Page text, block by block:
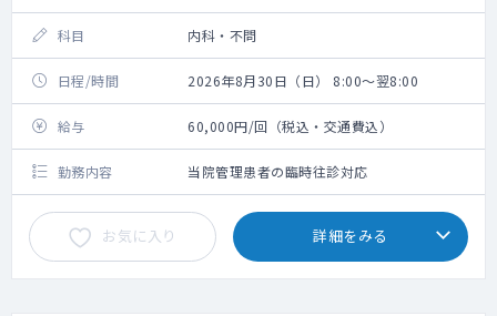
科目 内科・不問
日程/時間 2026年8月30日（日） 8:00～翌8:00
給与 60,000円/回（税込・交通費込）
勤務内容 当院管理患者の臨時往診対応
お気に入り 詳細をみる